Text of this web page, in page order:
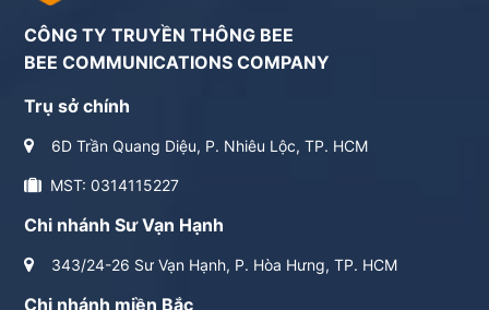
CÔNG TY TRUYỀN THÔNG BEE
BEE COMMUNICATIONS COMPANY
Trụ sở chính
6D Trần Quang Diệu, P. Nhiêu Lộc, TP. HCM
MST: 0314115227
Chi nhánh Sư Vạn Hạnh
343/24-26 Sư Vạn Hạnh, P. Hòa Hưng, TP. HCM
Chi nhánh miền Bắc